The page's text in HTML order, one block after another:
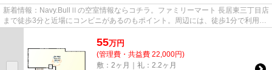
新着情報：Navy.BullⅡの空室情報ならコチラ。ファミリーマート 長居東三丁目店
まで徒歩3分と近場にコンビニがあるのもポイント。周辺には、徒歩1分で利用で
きる駅があります。駐車場ま...
55万円
(管理費・共益費 22,000円)
敷：2ヶ月｜礼：2.2ヶ月